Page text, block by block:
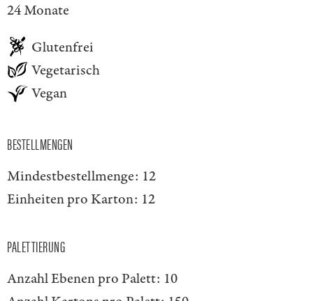
24 Monate
Glutenfrei
Vegetarisch
Vegan
BESTELLMENGEN
Mindestbestellmenge: 12
Einheiten pro Karton: 12
PALETTIERUNG
Anzahl Ebenen pro Palett: 10